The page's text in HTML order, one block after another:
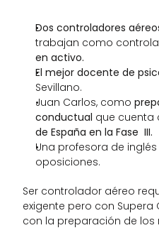
Dos controladores
trabajan como
en activo.
El mejor docente de
Sevillano.
Juan Carlos, como
conductual que cuenta
de España en la Fase  III.
Una profesora de
oposiciones.
Ser controlador aéreo
exigente pero con
con la preparación de los